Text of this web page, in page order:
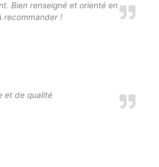
Bien renseigné et orienté en
recommander !
et de qualité